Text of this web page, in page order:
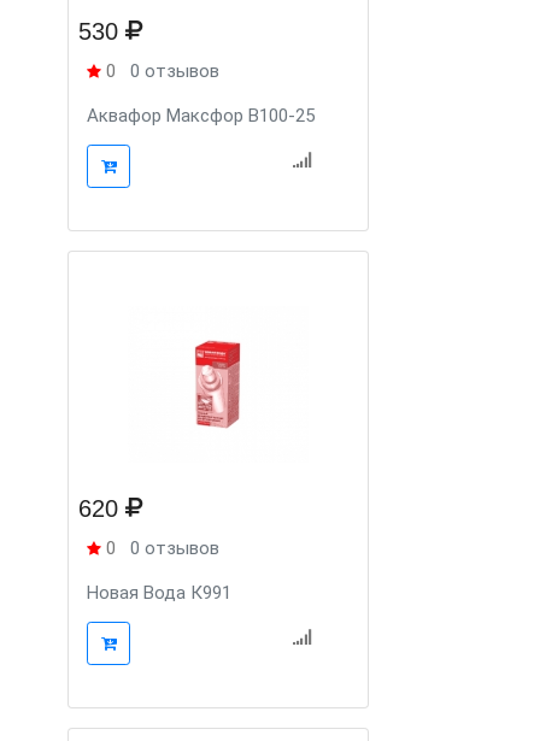
530
0 0 отзывов
Аквафор Максфор В100-25
620
0 0 отзывов
Новая Вода К991